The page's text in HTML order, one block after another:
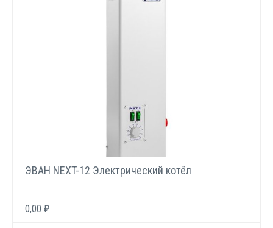
ЭВАН NEXT-12 Электрический котёл
0,00 ₽